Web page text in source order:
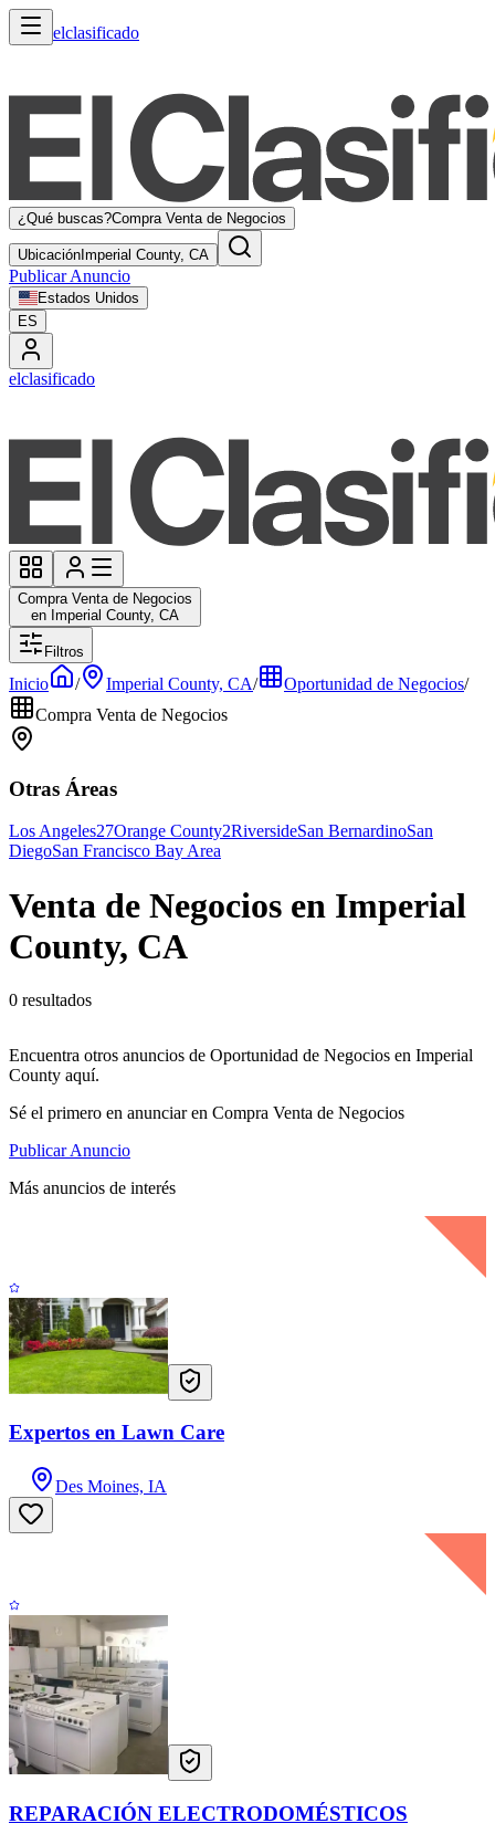
elclasificado
¿Qué buscas?Compra Venta de Negocios
Ubicación Imperial County, CA
Publicar Anuncio
Estados Unidos
ES
elclasificado
Compra Venta de Negocios
en Imperial County, CA
Filtros
Inicio / Imperial County, CA/ Oportunidad de Negocios/
Compra Venta de Negocios
Otras Áreas
Los Angeles27Orange County2RiversideSan BernardinoSan
DiegoSan Francisco Bay Area
Venta de Negocios en Imperial
County, CA
0 resultados
Encuentra otros anuncios de Oportunidad de Negocios en Imperial
County aquí.
Sé el primero en anunciar en Compra Venta de Negocios
Publicar Anuncio
Más anuncios de interés
Expertos en Lawn Care
Des Moines, IA
REPARACIÓN ELECTRODOMÉSTICOS